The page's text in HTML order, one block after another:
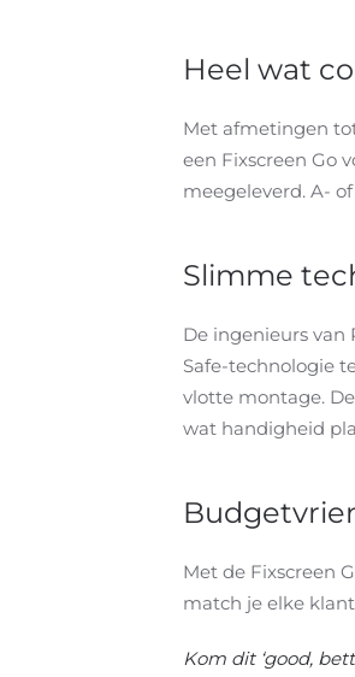
Heel wat
Met afmetingen
een Fixscreen Go
meegeleverd. A-
Slimme
De ingenieurs van
Safe-technologie
vlotte montage.
wat handigheid
Met de Fixscreen
match je elke
Kom dit ‘good,